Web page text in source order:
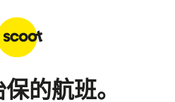
的航班。